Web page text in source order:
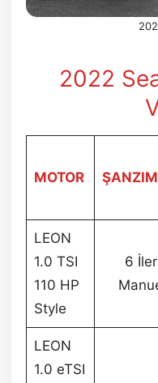
2022
MOTOR
LEON
1.0 TSI
110 HP
Style
6
LEON
1.0 eTSI